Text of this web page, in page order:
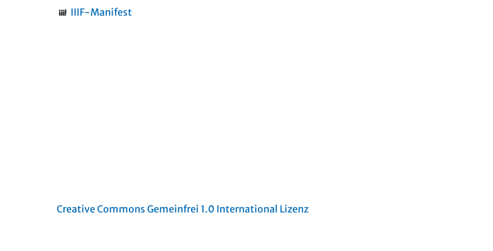
IIIF-Manifest
Creative Commons Gemeinfrei 1.0 International Lizenz